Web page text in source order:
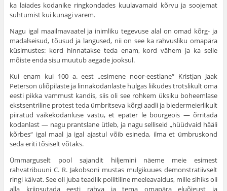
ka laiades kodanike ringkondades kuulavamaid kõrvu ja soojemat
suhtumist kui kunagi varem.
Nagu igal maailmavaatel ja inimliku tegevuse alal on omad kõrg- ja
madalseisud, tõusud ja langused, nii on see ka rahvusliku omapära
küsimustes: kord hinnatakse teda enam, kord vähem ja ka selle
mõiste enda sisu muutub aegade jooksul.
Kui enam kui 100 a. eest „esimene noor-eestlane“ Kristjan Jaak
Peterson üliõpilaste ja linnakodanlaste hulgas liikudes trotslikult oma
eesti pikka vammust kandis, siis oli see rohkem üksiku boheemlase
ekstsentriline protest teda ümbritseva kõrgi aadli ja biedermeierlikult
piiratud väikekodanluse vastu, et epater le bourgeois — õrritada
kodanlast — nagu prantslane üt­leb, ja nagu selliseid „hüüdvaid hääli
kõrbes“ igal maal ja igal ajastul võib esineda, ilma et ümbruskond
seda eriti tõsiselt võtaks.
Ümmarguselt pool sajandit hiljemini näeme meie esimest
rahvatribuuni C. R. Jakobsoni mustas mulgikuues demonstratiivselt
ringi käivat. See oli juba teadlik poliitiline meeleaval­dus, mille sihiks oli
alla kriipsutada eesti rahva ja tema oma­pära eluõigust ja